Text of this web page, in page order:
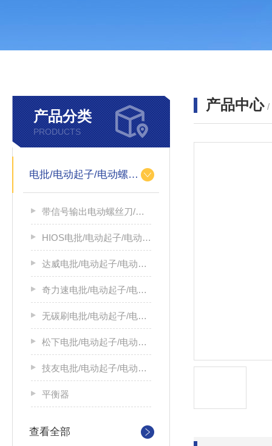
产品分类
PRODUCTS
电批/电动起子/电动螺丝刀
带信号输出电动螺丝刀/带信号输出电源
HIOS电批/电动起子/电动螺丝刀
达威电批/电动起子/电动螺丝刀
奇力速电批/电动起子/电动螺丝刀
无碳刷电批/电动起子/电动螺丝刀
松下电批/电动起子/电动螺丝刀
技友电批/电动起子/电动螺丝刀
平衡器
查看全部
产品中心 /